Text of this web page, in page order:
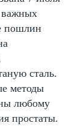
важных
пошлин
сталь.
методы
любому
простаты.